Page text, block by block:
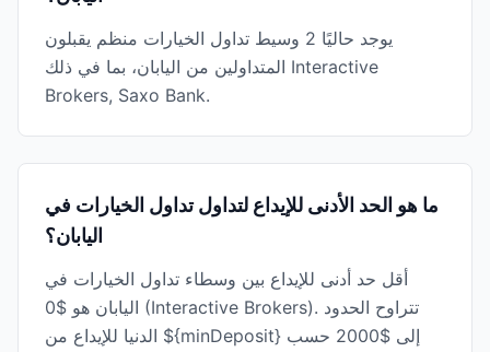
يوجد حاليًا 2 وسيط تداول الخيارات منظم يقبلون
المتداولين من اليابان، بما في ذلك Interactive
Brokers, Saxo Bank.
ما هو الحد الأدنى للإيداع لتداول تداول الخيارات في
اليابان؟
أقل حد أدنى للإيداع بين وسطاء تداول الخيارات في
اليابان هو $0 (Interactive Brokers). تتراوح الحدود
الدنيا للإيداع من ${minDeposit} إلى $2000 حسب